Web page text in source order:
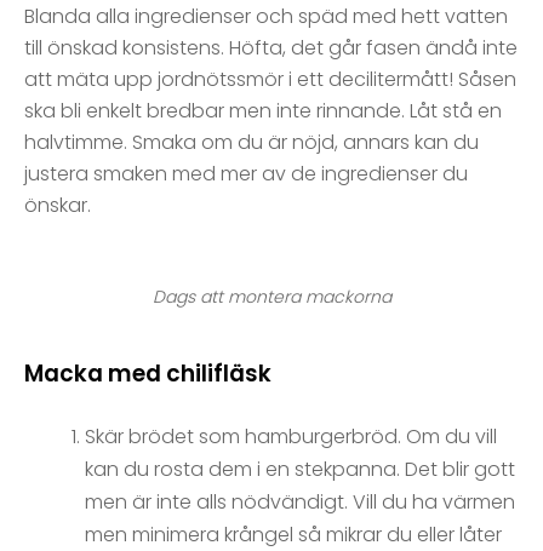
Blanda alla ingredienser och späd med hett vatten
till önskad konsistens. Höfta, det går fasen ändå inte
att mäta upp jordnötssmör i ett decilitermått! Såsen
ska bli enkelt bredbar men inte rinnande. Låt stå en
halvtimme. Smaka om du är nöjd, annars kan du
justera smaken med mer av de ingredienser du
önskar.
Dags att montera mackorna
Macka med chilifläsk
Skär brödet som hamburgerbröd. Om du vill
kan du rosta dem i en stekpanna. Det blir gott
men är inte alls nödvändigt. Vill du ha värmen
men minimera krångel så mikrar du eller låter